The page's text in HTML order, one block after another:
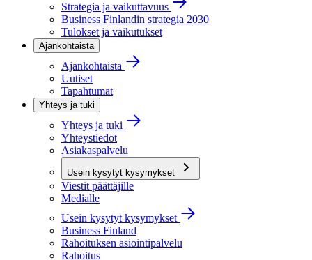
Strategia ja vaikuttavuus
Business Finlandin strategia 2030
Tulokset ja vaikutukset
Ajankohtaista
Ajankohtaista
Uutiset
Tapahtumat
Yhteys ja tuki
Yhteys ja tuki
Yhteystiedot
Asiakaspalvelu
Usein kysytyt kysymykset
Viestit päättäjille
Medialle
Usein kysytyt kysymykset
Business Finland
Rahoituksen asiointipalvelu
Rahoitus